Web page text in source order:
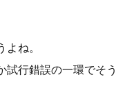
ね。
試行錯誤の一環でそう